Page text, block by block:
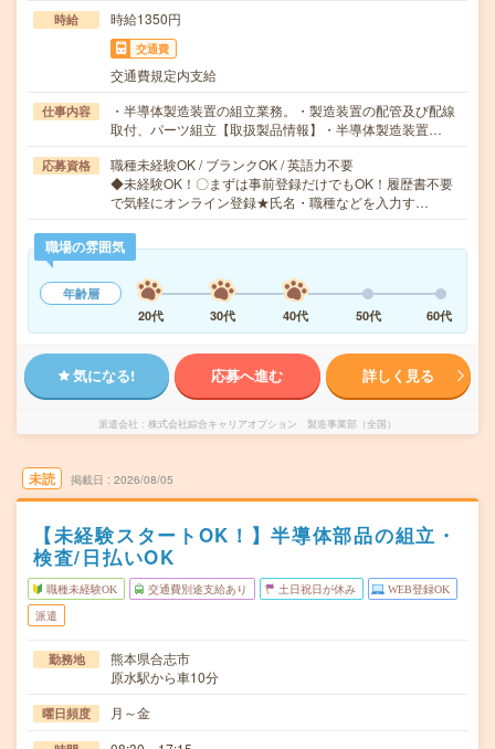
時給 時給1350円
交通費
交通費規定内支給
仕事内容
・半導体製造装置の組立業務。・製造装置の配管及び配線
取付、パーツ組立【取扱製品情報】・半導体製造装置…
応募資格
職種未経験OK / ブランクOK / 英語力不要
◆未経験OK！〇まずは事前登録だけでもOK！履歴書不要
で気軽にオンライン登録★氏名・職種などを入力す…
職場の雰囲気
年齢層
20代
30代 40代 50代 60代
気になる! 応募へ進む 詳しく見る
派遣会社 株式会社綜合キャリアオプション 製造事業部（全国）
未読 掲載日 2026/08/05
【未経験スタートOK！】半導体部品の組立・
検査/日払いOK
職種未経験OK 交通費別途支給あり 土日祝日が休み WEB登録OK
派遣
勤務地
熊本県合志市
原水駅から車10分
曜日頻度 月～金